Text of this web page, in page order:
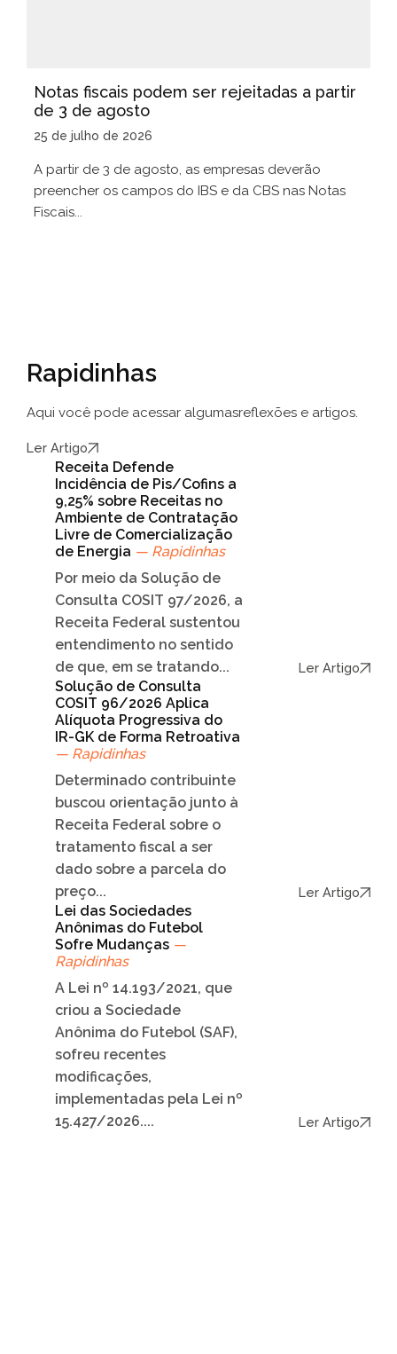
Notas fiscais podem ser rejeitadas a partir
de 3 de agosto
25 de julho de 2026
A partir de 3 de agosto, as empresas deverão
preencher os campos do IBS e da CBS nas Notas
Fiscais...
Rapidinhas
Aqui você pode acessar algumasreflexões e artigos.
Ler Artigo
Receita Defende
Incidência de Pis/Cofins a
9,25% sobre Receitas no
Ambiente de Contratação
Livre de Comercialização
de Energia — Rapidinhas
Por meio da Solução de
Consulta COSIT 97/2026, a
Receita Federal sustentou
entendimento no sentido
de que, em se tratando...
Ler Artigo
Solução de Consulta
COSIT 96/2026 Aplica
Alíquota Progressiva do
IR-GK de Forma Retroativa
— Rapidinhas
Determinado contribuinte
buscou orientação junto à
Receita Federal sobre o
tratamento fiscal a ser
dado sobre a parcela do
preço...
Ler Artigo
Lei das Sociedades
Anônimas do Futebol
Sofre Mudanças —
Rapidinhas
A Lei nº 14.193/2021, que
criou a Sociedade
Anônima do Futebol (SAF),
sofreu recentes
modificações,
implementadas pela Lei nº
15.427/2026....
Ler Artigo